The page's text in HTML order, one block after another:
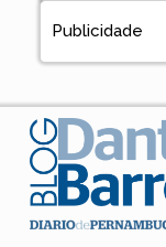
Publicidade